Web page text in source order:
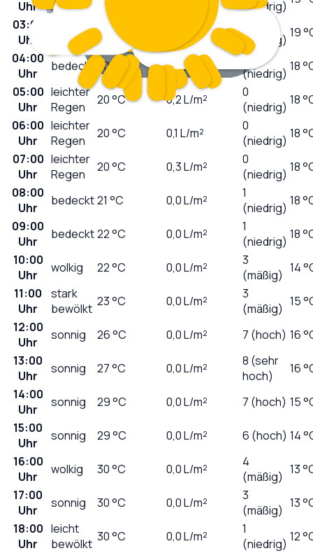
Uhr Regen (niedrig)
03:00
Uhr
bedeckt21 °C L/m²
(niedrig) 19
04:00
Uhr
bedeckt 20°C 0,1L/m²
0
(niedrig) 18
05:00
Uhr
leichter
Regen
20°C 0,2L/m²
0
(niedrig) 18
06:00
Uhr
leichter
Regen
20°C 0,1 L/m²
0
(niedrig) 18
07:00
Uhr
leichter
Regen
20°C 0,3L/m²
0
(niedrig) 18
08:00
Uhr
bedeckt21 °C 0,0L/m²
1
(niedrig) 18
09:00
Uhr
bedeckt22°C 0,0L/m²
1
(niedrig) 18
10:00
Uhr
wolkig 22°C 0,0L/m²
3
(mäßig) 14
11:00
Uhr
stark
bewölkt 23°C 0,0L/m²
3
(mäßig) 15
12:00
Uhr
sonnig 26°C 0,0L/m² 7 (hoch) 16
13:00
Uhr
sonnig 27°C 0,0L/m²
8 (sehr
hoch)
16
14:00
Uhr
sonnig 29°C 0,0L/m² 7 (hoch) 15
15:00
Uhr
sonnig 29°C 0,0L/m² 6 (hoch) 14
16:00
Uhr
wolkig 30°C 0,0L/m²
4
(mäßig) 13
17:00
Uhr
sonnig 30°C 0,0L/m²
3
(mäßig) 13
18:00
Uhr
leicht
bewölkt 30°C 0,0L/m²
1
(niedrig) 12